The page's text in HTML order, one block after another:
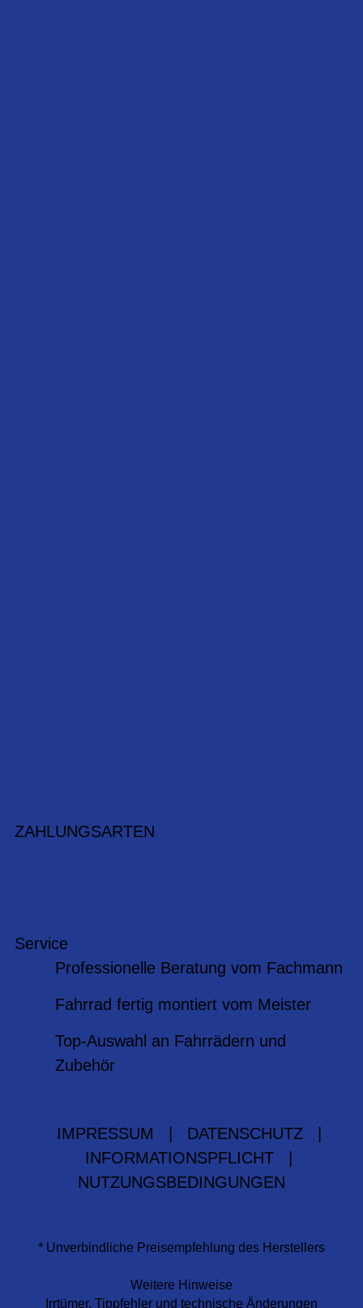
ZAHLUNGSARTEN
Service
Professionelle Beratung vom Fachmann
Fahrrad fertig montiert vom Meister
Top-Auswahl an Fahrrädern und
Zubehör
IMPRESSUM DATENSCHUTZ
INFORMATIONSPFLICHT
NUTZUNGSBEDINGUNGEN
* Unverbindliche Preisempfehlung des Herstellers
Weitere Hinweise
Irrtümer, Tippfehler und technische Änderungen